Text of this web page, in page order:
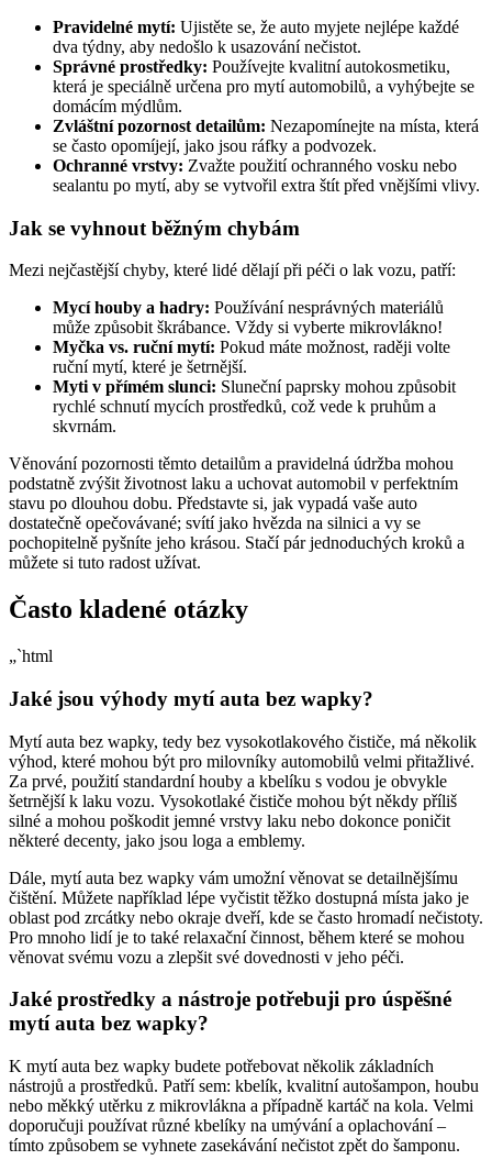
Pravidelné mytí: Ujistěte se, že auto myjete nejlépe každé
dva týdny, aby nedošlo k usazování nečistot.
Správné prostředky: Používejte kvalitní autokosmetiku,
která je speciálně určena pro mytí automobilů, a vyhýbejte se
domácím mýdlům.
Zvláštní pozornost detailům: Nezapomínejte na místa, která
se často opomíjejí, jako jsou ráfky a podvozek.
Ochranné vrstvy: Zvažte použití ochranného vosku nebo
sealantu po mytí, aby se vytvořil extra štít před vnějšími vlivy.
Jak se vyhnout běžným chybám
Mezi nejčastější chyby, které lidé dělají při péči o lak vozu, patří:
Mycí houby a hadry: Používání nesprávných materiálů
může způsobit škrábance. Vždy si vyberte mikrovlákno!
Myčka vs. ruční mytí: Pokud máte možnost, raději volte
ruční mytí, které je šetrnější.
Myti v přímém slunci: Sluneční paprsky mohou způsobit
rychlé schnutí mycích prostředků, což vede k pruhům a
skvrnám.
Věnování pozornosti těmto detailům a pravidelná údržba mohou
podstatně zvýšit životnost laku a uchovat automobil v perfektním
stavu po dlouhou dobu. Představte si, jak vypadá vaše auto
dostatečně opečovávané; svítí jako hvězda na silnici a vy se
pochopitelně pyšníte jeho krásou. Stačí pár jednoduchých kroků a
můžete si tuto radost užívat.
Často kladené otázky
„`html
Jaké jsou výhody mytí auta bez wapky?
Mytí auta bez wapky, tedy bez vysokotlakového čističe, má několik
výhod, které mohou být pro milovníky automobilů velmi přitažlivé.
Za prvé, použití standardní houby a kbelíku s vodou je obvykle
šetrnější k laku vozu. Vysokotlaké čističe mohou být někdy příliš
silné a mohou poškodit jemné vrstvy laku nebo dokonce poničit
některé decenty, jako jsou loga a emblemy.
Dále, mytí auta bez wapky vám umožní věnovat se detailnějšímu
čištění. Můžete například lépe vyčistit těžko dostupná místa jako je
oblast pod zrcátky nebo okraje dveří, kde se často hromadí nečistoty.
Pro mnoho lidí je to také relaxační činnost, během které se mohou
věnovat svému vozu a zlepšit své dovednosti v jeho péči.
Jaké prostředky a nástroje potřebuji pro úspěšné
mytí auta bez wapky?
K mytí auta bez wapky budete potřebovat několik základních
nástrojů a prostředků. Patří sem: kbelík, kvalitní autošampon, houbu
nebo měkký utěrku z mikrovlákna a případně kartáč na kola. Velmi
doporučuji používat různé kbelíky na umývání a oplachování –
tímto způsobem se vyhnete zasekávání nečistot zpět do šamponu.